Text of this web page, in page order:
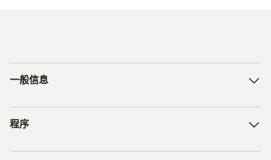
一般信息
程序